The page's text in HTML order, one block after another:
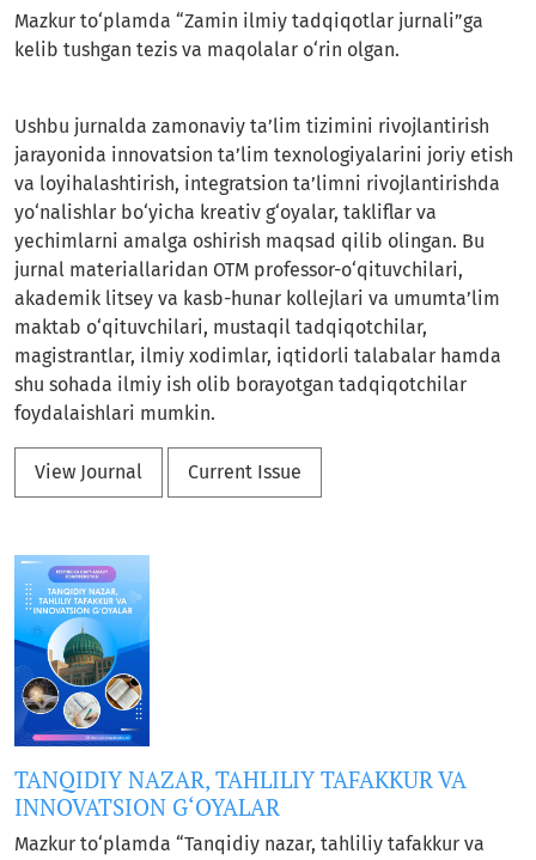
Mazkur to‘plamda “Zamin ilmiy tadqiqotlar jurnali”ga
kelib tushgan tezis va maqolalar o‘rin olgan.
Ushbu jurnalda zamonaviy ta’lim tizimini rivojlantirish
jarayonida innovatsion ta’lim texnologiyalarini joriy etish
va loyihalashtirish, integratsion ta’limni rivojlantirishda
yo‘nalishlar bo‘yicha kreativ g‘oyalar, takliflar va
yechimlarni amalga oshirish maqsad qilib olingan. Bu
jurnal materiallaridan OTM professor-o‘qituvchilari,
akademik litsey va kasb-hunar kollejlari va umumta’lim
maktab o‘qituvchilari, mustaqil tadqiqotchilar,
magistrantlar, ilmiy xodimlar, iqtidorli talabalar hamda
shu sohada ilmiy ish olib borayotgan tadqiqotchilar
foydalaishlari mumkin.
View Journal Current Issue
TANQIDIY NAZAR, TAHLILIY TAFAKKUR VA
INNOVATSION G‘OYALAR
Mazkur to‘plamda “Tanqidiy nazar, tahliliy tafakkur va